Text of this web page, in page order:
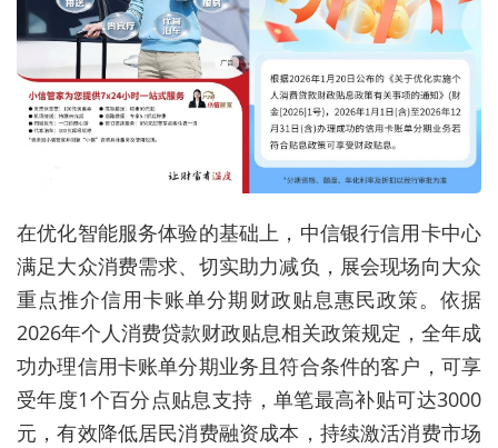
在优化智能服务体验的基础上，中信银行信用卡中心
满足大众消费需求、切实助力减负，展会现场向大众
重点推介信用卡账单分期财政贴息惠民政策。依据
2026年个人消费贷款财政贴息相关政策规定，全年成
功办理信用卡账单分期业务且符合条件的客户，可享
受年度1个百分点贴息支持，单笔最高补贴可达3000
元，有效降低居民消费融资成本，持续激活消费市场